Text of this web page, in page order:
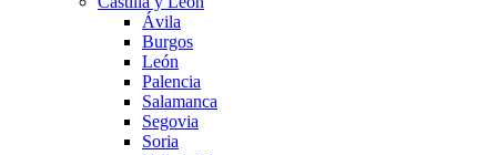
Ávila
Burgos
León
Palencia
Salamanca
Segovia
Soria